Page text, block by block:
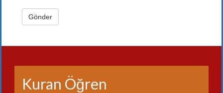
Kuran Öğren